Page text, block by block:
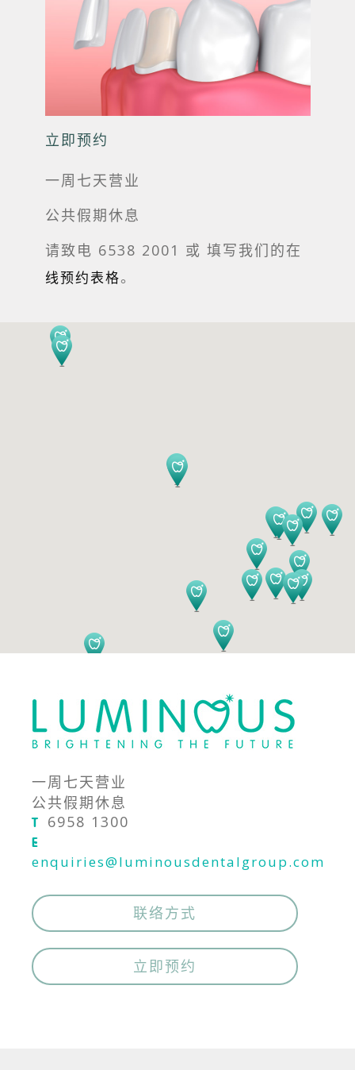
立即预约
一周七天营业
公共假期休息
请致电 6538 2001 或 填写我们的在
线预约表格。
一周七天营业
公共假期休息
T 6958 1300
E
enquiries@luminousdentalgroup.com
联络方式
立即预约